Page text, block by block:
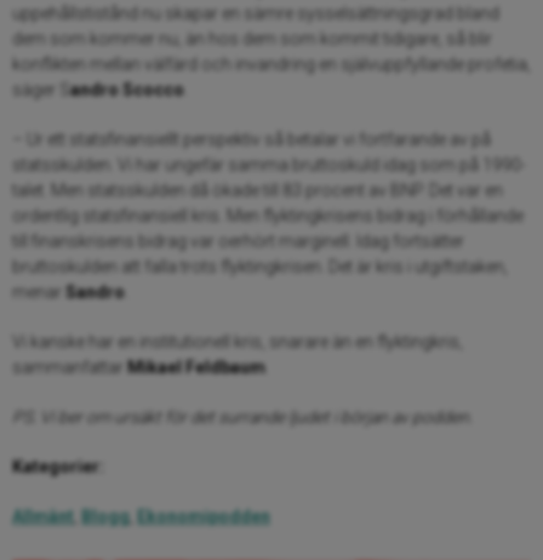
uppehållstistånd nu skapar en sämre sysselsättningsgrad bland
dem som kommer nu, än hos dem som kommit tidigare, så blir
konflikten mellan välfärd och invandring en självuppfyllande profetia,
säger Sandro Scocco
– Ur ett statsfinansiellt perspektiv så betalar vi fortfarande av på
statsskulden. Vi har ungefär samma bruttoskuld idag som på 1990-
talet. Men statsskulden då ökade till 83 procent av BNP. Det var en
ordentlig statsfinansiell kris. Men flyktingkrisens bidrag i förhållande
till finanskrisens bidrag var oerhört marginell. Idag fortsätter
bruttoskulden att falla trots flyktingkrisen. Det är kris i utgiftstaken,
menar Sandro
Vi kanske har en institutionell kris, snarare än en flyktingkris,
sammanfattar Mikael Feldbaum
PS. Vi ber om ursäkt för det surrande ljudet i början av podden.
Kategorier:
Allmänt Blogg, Ekonomipodden